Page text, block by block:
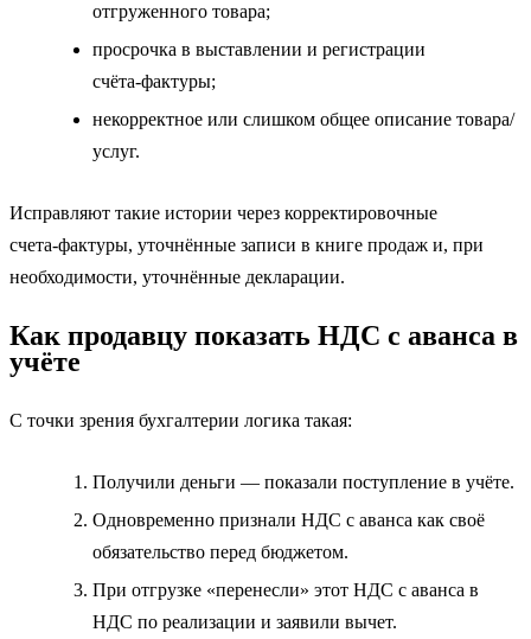
отгруженного товара;
просрочка в выставлении и регистрации
счёта‑фактуры;
некорректное или слишком общее описание товара/
услуг.
Исправляют такие истории через корректировочные
счета‑фактуры, уточнённые записи в книге продаж и, при
необходимости, уточнённые декларации.
Как продавцу показать НДС с аванса в
учёте
С точки зрения бухгалтерии логика такая:
Получили деньги — показали поступление в учёте.
Одновременно признали НДС с аванса как своё
обязательство перед бюджетом.
При отгрузке «перенесли» этот НДС с аванса в
НДС по реализации и заявили вычет.